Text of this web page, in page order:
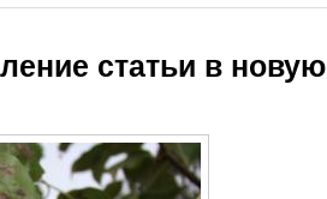
статьи в новую